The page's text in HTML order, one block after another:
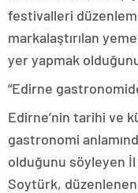
festivalleri
markalaştırılan
yer yapmak
“Edirne
Edirne’nin tarihi ve
gastronomi
olduğunu söyleyen
Soytürk,